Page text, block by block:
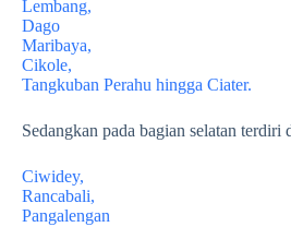
Lembang,
Dago
Maribaya,
Cikole,
Tangkuban Perahu hingga Ciater.
Sedangkan pada bagian selatan terdiri
Ciwidey,
Rancabali,
Pangalengan